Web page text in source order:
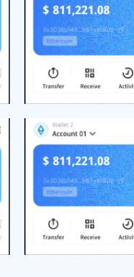
郑东新区开展小